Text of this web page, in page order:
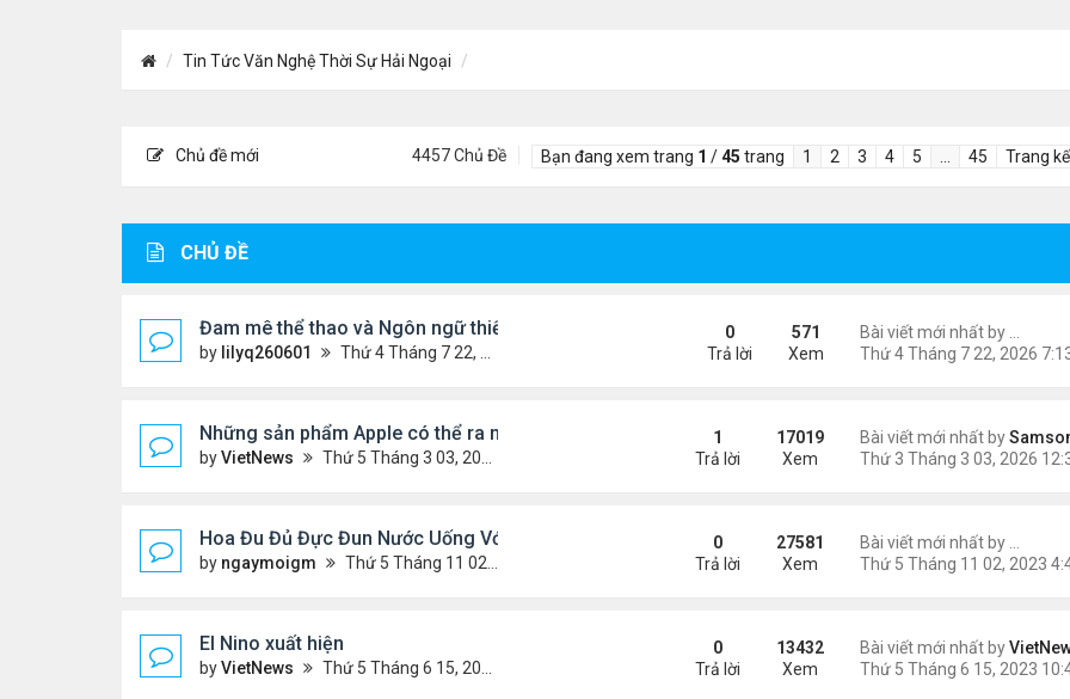
Tin Tức Văn Nghệ Thời Sự Hải Ngoại
Chủ đề mới 4457 Chủ Đề Bạn đang xem trang 1 /45 trang 1 2 3 4 5 45 Trang
CHỦ ĐỀ
Đam mê thể thao và Ngôn ngữ thiết kế: Góc nhìn từ trang phục thi đấu
by lilyq260601 Thứ 4 Tháng 7 22, 2026 7:13 pm
0
Trả lời
571
Xem
Những sản phẩm Apple có thể ra mắt ngày 8/3
byVietNews Thứ 5 Tháng 3 03, 2022 12:34 pm
Bài viết mới nhất by
1
Trả lời
17019
Xem
Hoa Đu Đủ Đực Đun Nước Uống Với Những Tác Dụng Tuyệt Vời
by ngaymoigm Thứ 5 Tháng 11 02, 2023 4:44 am
0
Trả lời
27581
Xem
El Nino xuất hiện
byVietNews Thứ 5 Tháng 6 15, 2023 10:42 am
Bài viết mới nhất by
0
Trả lời
13432
Xem